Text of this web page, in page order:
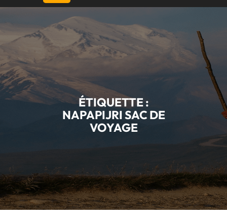
ÉTIQUETTE :
NAPAPIJRI SAC DE
VOYAGE